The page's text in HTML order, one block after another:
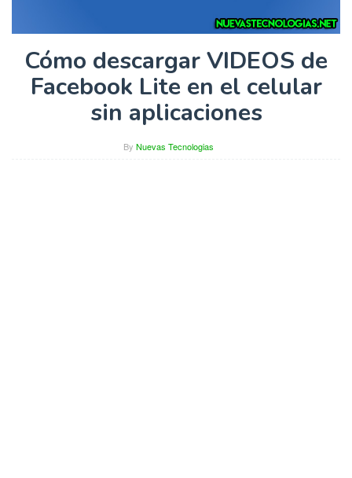
Cómo descargar VIDEOS de
Facebook Lite en el celular
sin aplicaciones
By Nuevas Tecnologias